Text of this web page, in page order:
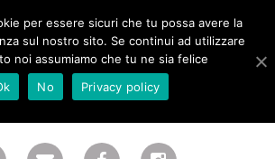
per essere sicuri che tu possa avere la
sul nostro sito. Se continui ad utilizzare
noi assumiamo che tu ne sia felice
No Privacy policy